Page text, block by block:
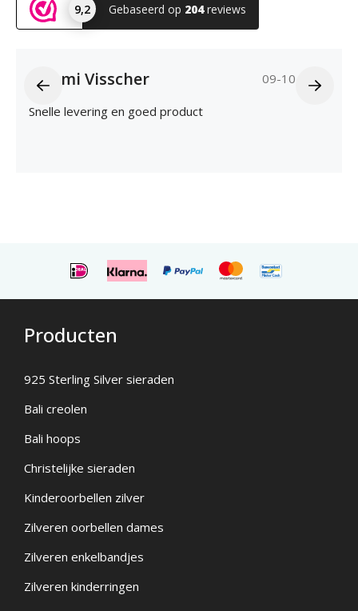
9,2 Gebaseerd op 204reviews
Naomi Visscher 09-10-2025
Snelle levering en goed product
Producten
925 Sterling Silver sieraden
Bali creolen
Bali hoops
Christelijke sieraden
Kinderoorbellen zilver
Zilveren oorbellen dames
Zilveren enkelbandjes
Zilveren kinderringen